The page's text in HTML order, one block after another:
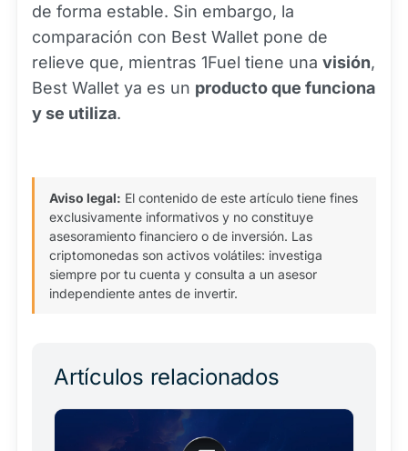
de forma estable. Sin embargo, la
comparación con Best Wallet pone de
relieve que, mientras 1Fuel tiene una visión,
Best Wallet ya es un producto que funciona
y se utiliza.
Aviso legal: El contenido de este artículo tiene fines
exclusivamente informativos y no constituye
asesoramiento financiero o de inversión. Las
criptomonedas son activos volátiles: investiga
siempre por tu cuenta y consulta a un asesor
independiente antes de invertir.
Artículos relacionados